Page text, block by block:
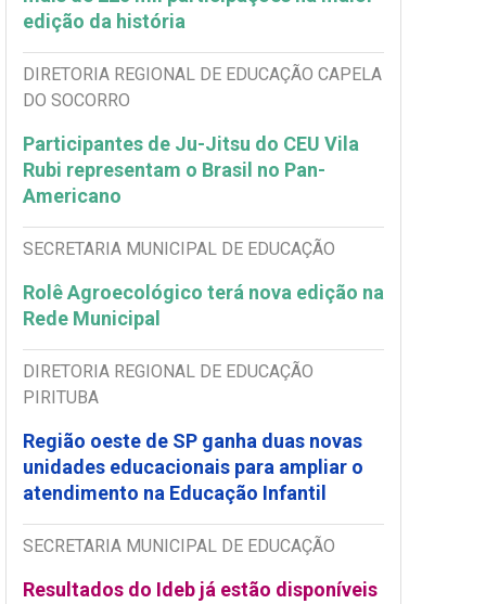
edição da história
DIRETORIA REGIONAL DE EDUCAÇÃO CAPELA
DO SOCORRO
Participantes de Ju-Jitsu do CEU Vila
Rubi representam o Brasil no Pan-
Americano
SECRETARIA MUNICIPAL DE EDUCAÇÃO
Rolê Agroecológico terá nova edição na
Rede Municipal
DIRETORIA REGIONAL DE EDUCAÇÃO
PIRITUBA
Região oeste de SP ganha duas novas
unidades educacionais para ampliar o
atendimento na Educação Infantil
SECRETARIA MUNICIPAL DE EDUCAÇÃO
Resultados do Ideb já estão disponíveis